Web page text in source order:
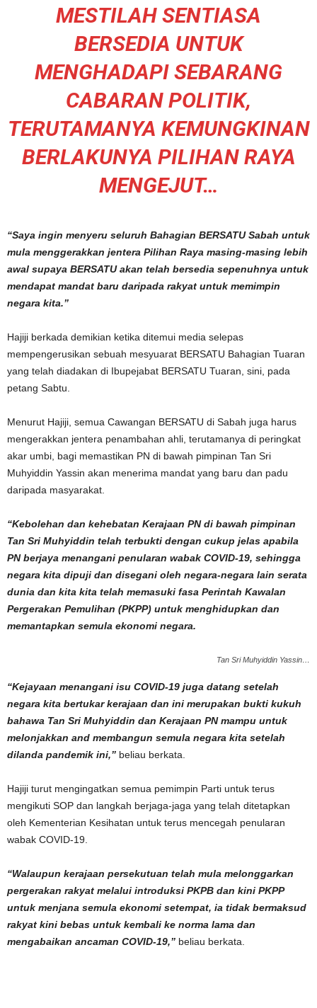
MESTILAH SENTIASA
BERSEDIA UNTUK
MENGHADAPI SEBARANG
CABARAN POLITIK,
TERUTAMANYA KEMUNGKINAN
BERLAKUNYA PILIHAN RAYA
MENGEJUT…
“Saya ingin menyeru seluruh Bahagian BERSATU Sabah untuk
mula menggerakkan jentera Pilihan Raya masing-masing lebih
awal supaya BERSATU akan telah bersedia sepenuhnya untuk
mendapat mandat baru daripada rakyat untuk memimpin
negara kita.”
Hajiji berkada demikian ketika ditemui media selepas
mempengerusikan sebuah mesyuarat BERSATU Bahagian Tuaran
yang telah diadakan di Ibupejabat BERSATU Tuaran, sini, pada
petang Sabtu.
Menurut Hajiji, semua Cawangan BERSATU di Sabah juga harus
mengerakkan jentera penambahan ahli, terutamanya di peringkat
akar umbi, bagi memastikan PN di bawah pimpinan Tan Sri
Muhyiddin Yassin akan menerima mandat yang baru dan padu
daripada masyarakat.
“Kebolehan dan kehebatan Kerajaan PN di bawah pimpinan
Tan Sri Muhyiddin telah terbukti dengan cukup jelas apabila
PN berjaya menangani penularan wabak COVID-19, sehingga
negara kita dipuji dan disegani oleh negara-negara lain serata
dunia dan kita kita telah memasuki fasa Perintah Kawalan
Pergerakan Pemulihan (PKPP) untuk menghidupkan dan
memantapkan semula ekonomi negara.
Tan Sri Muhyiddin Yassin…
“Kejayaan menangani isu COVID-19 juga datang setelah
negara kita bertukar kerajaan dan ini merupakan bukti kukuh
bahawa Tan Sri Muhyiddin dan Kerajaan PN mampu untuk
melonjakkan and membangun semula negara kita setelah
dilanda pandemik ini,” beliau berkata.
Hajiji turut mengingatkan semua pemimpin Parti untuk terus
mengikuti SOP dan langkah berjaga-jaga yang telah ditetapkan
oleh Kementerian Kesihatan untuk terus mencegah penularan
wabak COVID-19.
“Walaupun kerajaan persekutuan telah mula melonggarkan
pergerakan rakyat melalui introduksi PKPB dan kini PKPP
untuk menjana semula ekonomi setempat, ia tidak bermaksud
rakyat kini bebas untuk kembali ke norma lama dan
mengabaikan ancaman COVID-19,” beliau berkata.